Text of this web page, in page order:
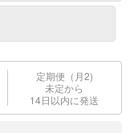
定期便（月2)
未定から
14日以内に発送